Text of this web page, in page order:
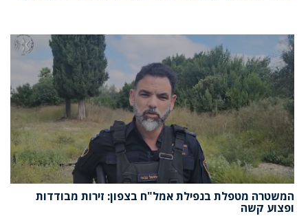
המשטרה מטפלת בנפילת אמל"ח בצפון: זירות מבודדות
ופצוע קשה